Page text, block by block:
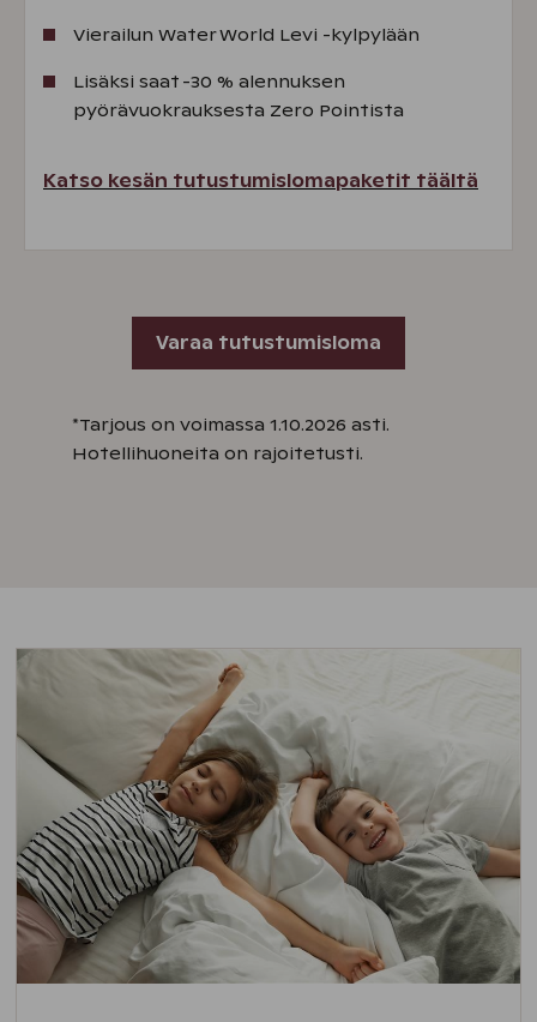
Vierailun Water World Levi -kylpylään
Lisäksi saat -30 % alennuksen
pyörävuokrauksesta Zero Pointista
Katso kesän tutustumislomapaketit täältä
Varaa tutustumisloma
*Tarjous on voimassa 1.10.2026 asti.
Hotellihuoneita on rajoitetusti.